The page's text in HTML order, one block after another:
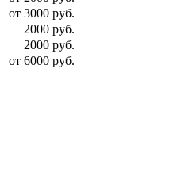
от 3000 руб.
2000 руб.
2000 руб.
от 6000 руб.